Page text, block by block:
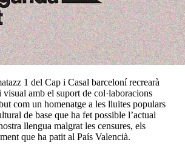
1 del Cap i Casal barceloní recrearà
amb el suport de col·laboracions
com un homenatge a les lluites populars
de base que ha fet possible l’actual
llengua malgrat les censures, els
que ha patit al País Valencià.